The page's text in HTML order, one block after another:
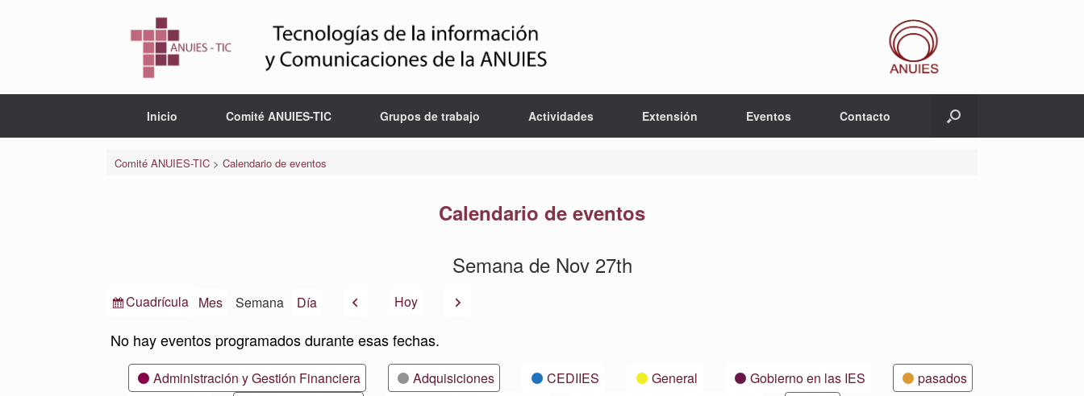
Inicio Comité ANUIES-TIC Grupos de trabajo Actividades Extensión Eventos Contacto
Comité ANUIES-TIC> Calendario de eventos
Calendario de eventos
Semana de Nov 27th
Ver
Cuadrícula Mes Semana Día AnteriorHoy Siguiente
No hay eventos programados durante esas fechas.
CategoríasAdministración y Gestión Financiera Adquisiciones CEDIIES General Gobierno en las IES
pasados